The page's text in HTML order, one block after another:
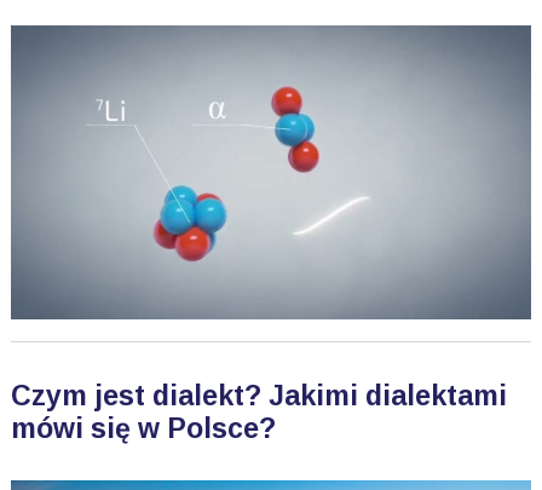
Czym jest dialekt? Jakimi dialektami
mówi się w Polsce?